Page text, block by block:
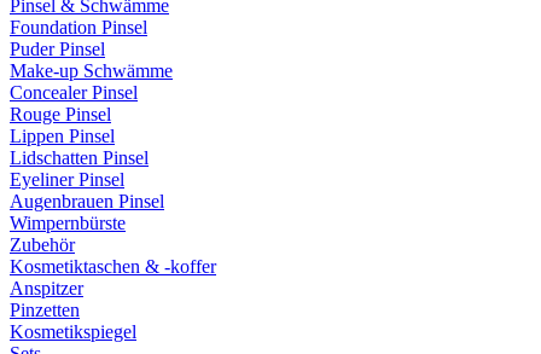
Pinsel & Schwämme
Foundation Pinsel
Puder Pinsel
Make-up Schwämme
Concealer Pinsel
Rouge Pinsel
Lippen Pinsel
Lidschatten Pinsel
Eyeliner Pinsel
Augenbrauen Pinsel
Wimpernbürste
Zubehör
Kosmetiktaschen & -koffer
Anspitzer
Pinzetten
Kosmetikspiegel